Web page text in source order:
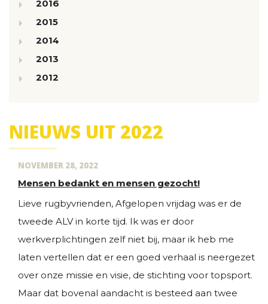
2016
2015
2014
2013
2012
NIEUWS UIT 2022
NOVEMBER 28, 2022
Mensen bedankt en mensen gezocht!
Lieve rugbyvrienden, Afgelopen vrijdag was er de
tweede ALV in korte tijd. Ik was er door
werkverplichtingen zelf niet bij, maar ik heb me
laten vertellen dat er een goed verhaal is neergezet
over onze missie en visie, de stichting voor topsport.
Maar dat bovenal aandacht is besteed aan twee